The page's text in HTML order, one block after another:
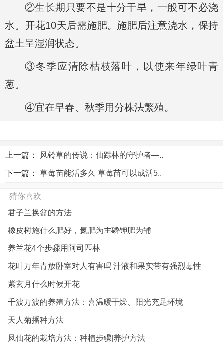
②生长期只要不是十分干旱，一般可不必浇
水。开花10天后需施肥。施肥后注意浇水，保持
盆土呈湿润状态。
③冬季应清除枯枝落叶，以使来年绿叶青
葱。
④宜在早春、秋季用分株法繁殖。
上一篇： 风铃草的传说：仙踪林的守护者—..
下一篇： 草莓苗能活多久 草莓苗可以成活5..
猜你喜欢
君子兰换盆的方法
橡皮树施什么肥好，氮肥为主磷钾肥为辅
养兰花4个步骤用阿司匹林
花叶万年青放卧室对人有害吗 汁液和果实带有强烈毒性
紫玄月什么时候开花
千波万波的养殖方法：喜温暖干燥、阳光充足环境
天人菊播种方法
凤仙花的栽培方法：种植步骤|养护方法